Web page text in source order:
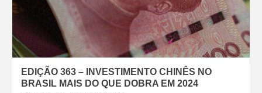
EDIÇÃO 363 – INVESTIMENTO CHINÊS NO
BRASIL MAIS DO QUE DOBRA EM 2024